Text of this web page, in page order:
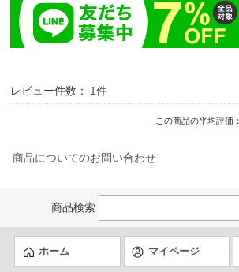
レビュー件数： 1件
この商品の平均評価：
商品についてのお問い合わせ
商品検索
ホーム マイページ